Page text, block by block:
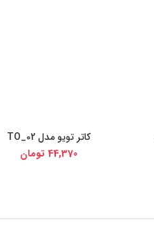
خرید از دیجی کالا
کاتر تویو مدل TO_02
44,370 تومان